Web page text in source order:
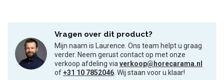
Vragen over dit product?
Mijn naam is Laurence. Ons team helpt u graag
verder. Neem gerust contact op met onze
verkoop afdeling viaverkoop@horecarama.nl
of+31 10 7852046. Wij staan voor u klaar!